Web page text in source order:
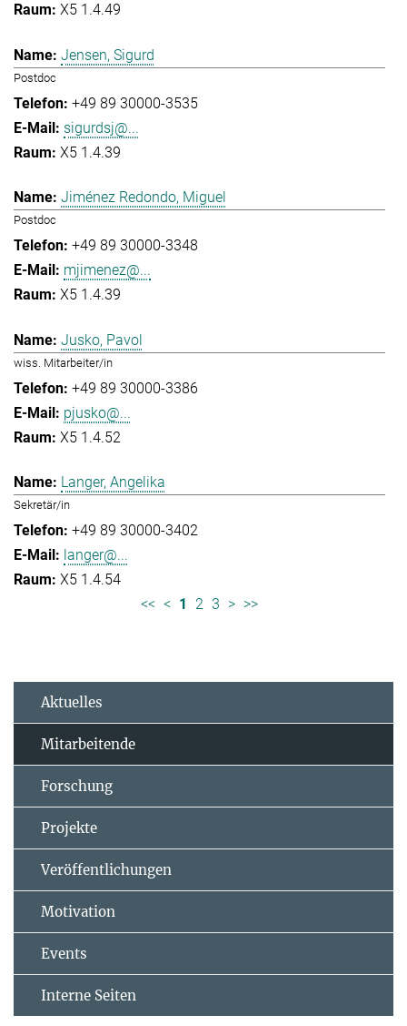
X5 1.4.49
Jensen, Sigurd
Postdoc
+49 89 30000-3535
sigurdsj@...
X5 1.4.39
Jiménez Redondo, Miguel
Postdoc
+49 89 30000-3348
mjimenez@...
X5 1.4.39
Jusko, Pavol
wiss. Mitarbeiter/in
+49 89 30000-3386
pjusko@...
X5 1.4.52
Langer, Angelika
Sekretär/in
+49 89 30000-3402
langer@...
X5 1.4.54
<< < 1 2 3 > >>
Aktuelles
Mitarbeitende
Forschung
Projekte
Veröffentlichungen
Motivation
Events
Interne Seiten